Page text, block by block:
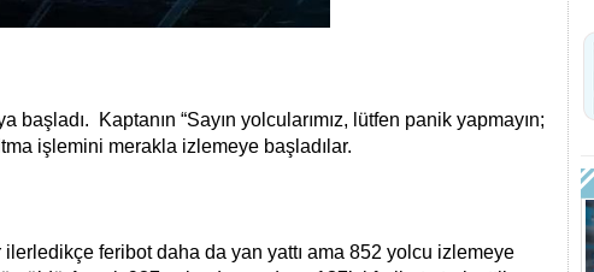
Kaptanın “Sayın yolcularımız, lütfen panik yapmayın;
işlemini merakla izlemeye başladılar.
ilerledikçe feribot daha da yan yattı ama 852 yolcu izlemeye